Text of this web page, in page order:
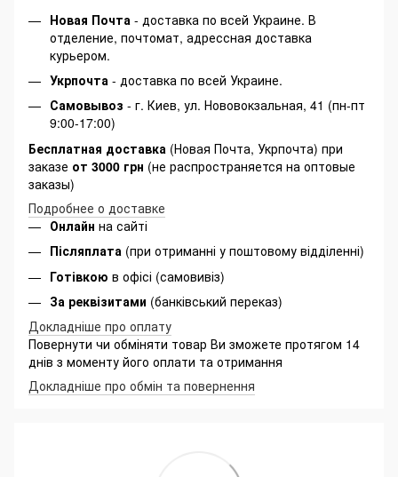
Новая Почта - доставка по всей Украине. В
отделение, почтомат, адрессная доставка
курьером.
Укрпочта - доставка по всей Украине.
Самовывоз - г. Киев, ул. Нововокзальная, 41 (пн-пт
9:00-17:00)
Бесплатная доставка (Новая Почта, Укрпочта) при
заказе от 3000 грн (не распространяется на оптовые
заказы)
Подробнее о доставке
Онлайн на сайті
Післяплата (при отриманні у поштовому відділенні)
Готівкою в офісі (самовивіз)
За реквізитами (банківський переказ)
Докладніше про оплату
Повернути чи обміняти товар Ви зможете протягом 14
днів з моменту його оплати та отримання
Докладніше про обмін та повернення